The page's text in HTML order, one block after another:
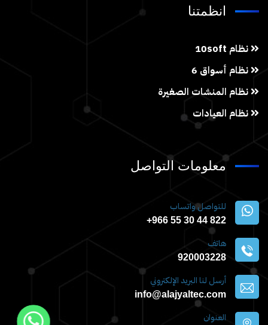
انظمتنا
نظام 10soft
نظام أسواق 6
نظام المنشات الصغيرة
نظام العيادات
معلومات التواصل
للتواصل واتساب
822 44 30 55 966+
هاتف
920003228
أرسل لنا البريد الإلكتروني
info@alajyaltec.com
العنوان